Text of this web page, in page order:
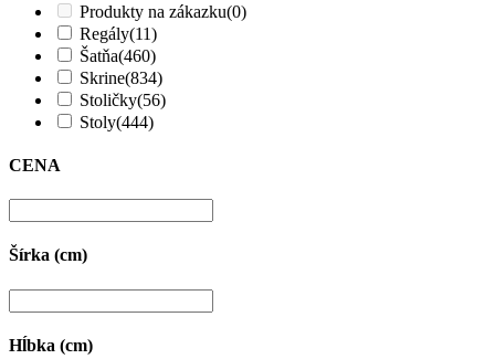
Produkty na zákazku(0)
Regály(11)
Šatňa(460)
Skrine(834)
Stoličky(56)
Stoly(444)
CENA
Šírka (cm)
Hĺbka (cm)